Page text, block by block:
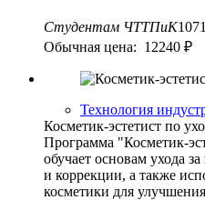
Студентам ЧТТПиК
Обычная цена: 12240 ₽
Технология
Косметик-эстетист по
Программа "Косметик-
обучает основам ухода
и коррекции, а также
косметики для